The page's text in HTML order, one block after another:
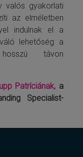
valós gyakorlati
az elméletben
indulnak el a
lehetőség a
távon
Patríciának, a
Specialist-